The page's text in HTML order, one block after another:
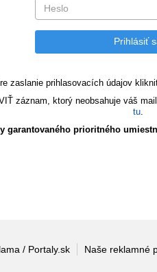
zaslanie prihlasovacích údajov
záznam, ktorý neobsahuje váš
tu.
garantovaného prioritného
/ Portaly.sk Naše reklamné